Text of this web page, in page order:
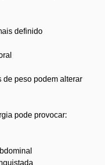
definido
de peso podem alterar
pode provocar: